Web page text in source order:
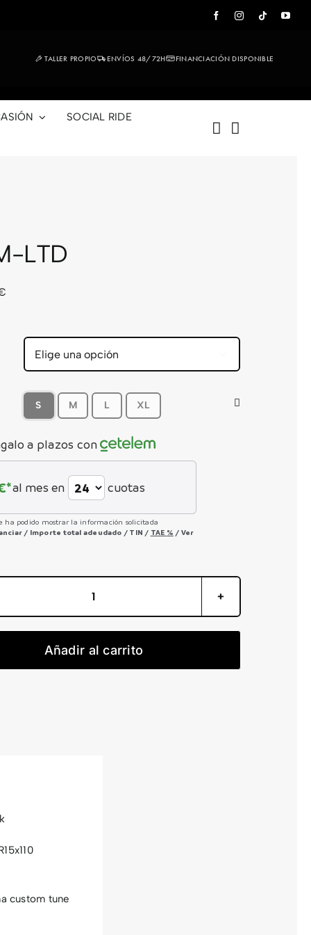
TALLER PROPIO ENVÍOS 48/72H FINANCIACIÓN DISPONIBLE
SOCIAL RIDE
LTD
S M L XL
a plazos con
al mes en cuotas
ha podido mostrar la información solicitada
/ Importe total adeudado / TIN / TAE % / Ver
OIZ
LTD
Añadir al carrito
custom tune